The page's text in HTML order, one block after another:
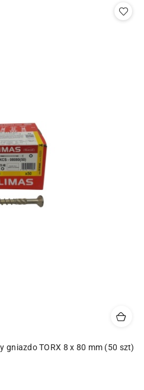
gniazdo TORX 8 x 80 mm (50 szt)